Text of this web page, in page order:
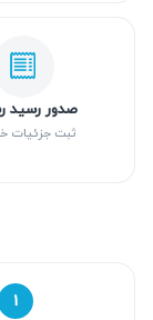
صدور رسید
ثبت جزئیات
۱